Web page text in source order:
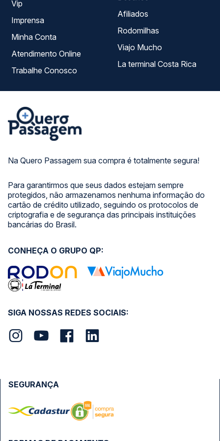
Na Quero Passagem sua compra é totalmente segura!
Para garantirmos que seus dados estejam sempre
protegidos, não armazenamos nenhuma informação do
cartão de crédito utilizado, seguindo os protocolos de
criptografia e de segurança das principais instituições
bancárias do Brasil.
Vip
Imprensa
Minha Conta
Atendimento Online
Trabalhe Conosco
Afiliados
Rodomilhas
Viajo Mucho
La terminal Costa Rica
SIGA NOSSAS REDES SOCIAIS:
CONHEÇA O GRUPO QP:
SEGURANÇA